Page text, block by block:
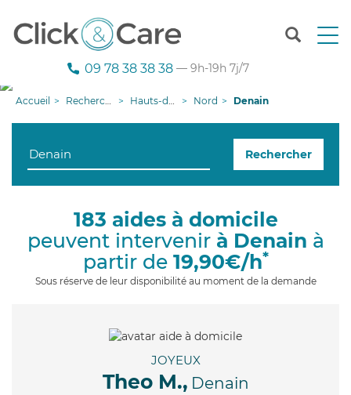
T
n
g
09 78 38 38 38 — 9h-19h 7j/7
Accueil Recherche aide à domicile Hauts-de-France Nord Denain
Rechercher
183 aides à domicile
peuvent intervenir à Denain à
partir de 19,90€/h*
Sous réserve de leur disponibilité au moment de la demande
JOYEUX
Theo M., Denain